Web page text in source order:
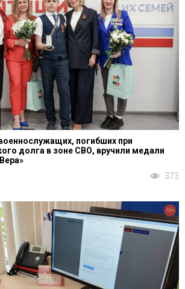
погибших при
долга в зоне СВО, вручили медали
373
12+